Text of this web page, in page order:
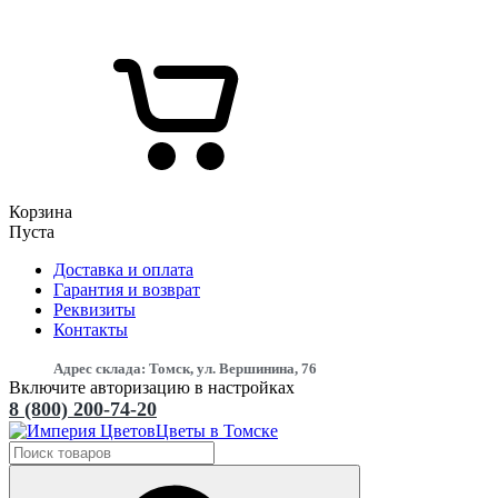
Корзина
Пуста
Доставка и оплата
Гарантия и возврат
Реквизиты
Контакты
Адрес склада: Томск, ул. Вершинина, 76
Включите авторизацию в настройках
8 (800) 200-74-20
Цветы в Томске